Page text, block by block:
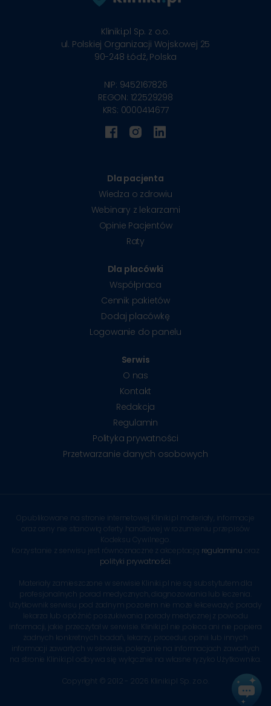
Kliniki.pl Sp. z o.o.
ul. Polskiej Organizacji Wojskowej 25
90-248 Łódź, Polska
NIP: 9452167826
REGON: 122529298
KRS: 0000414677
Dla pacjenta
Wiedza o zdrowiu
Webinary z lekarzami
Opinie Pacjentów
Raty
Dla placówki
Współpraca
Cennik pakietów
Dodaj placówkę
Logowanie do panelu
Serwis
O nas
Kontakt
Redakcja
Regulamin
Polityka prywatności
Przetwarzanie danych osobowych
Opublikowane na stronie internetowej Kliniki.pl materiały, informacje
oraz ceny nie stanowią oferty handlowej w rozumieniu przepisów
Kodeksu Cywilnego.
Korzystanie z serwisu jest równoznaczne z akceptacją regulaminu oraz
polityki prywatności
Materiały zamieszczone w serwisie Kliniki.pl nie są substytutem dla
profesjonalnych porad medycznych, diagnozowania lub leczenia.
Użytkownik serwisu pod żadnym pozorem nie może lekceważyć porady
lekarza lub opóźnić poszukiwania porady medycznej z powodu
informacji, jakie przeczytał w serwisie. Kliniki.pl nie poleca ani nie popiera
żadnych konkretnych badań, lekarzy, procedur, opinii lub innych
informacji zawartych w serwisie, poleganie na informacjach zawartych
na stronie Kliniki.pl odbywa się wyłącznie na własne ryzyko Użytkownika.
Copyright © 2012 - 2026 Kliniki.pl Sp. z o.o.